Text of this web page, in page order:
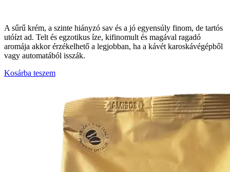
A sűrű krém, a szinte hiányzó sav és a jó egyensúly finom, de tartós
utóízt ad. Telt és egzotikus íze, kifinomult és magával ragadó
aromája akkor érzékelhető a legjobban, ha a kávét karoskávégépből
vagy automatából isszák.
Kosárba teszem